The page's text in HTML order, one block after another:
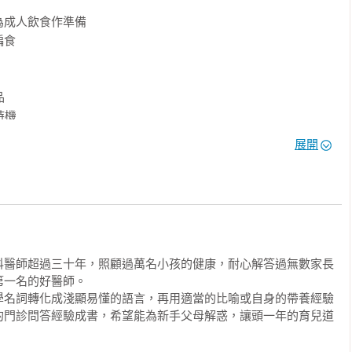
成人飲食作準備
食
機
洗注意事項
展開
師超過三十年，照顧過萬名小孩的健康，耐心解答過無數家長
名的好醫師。
詞轉化成淺顯易懂的語言，再用適當的比喻或自身的帶養經驗
診問答經驗成書，希望能為新手父母解惑，讓頭一年的育兒道